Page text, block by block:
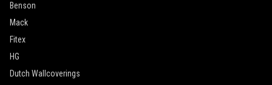
Benson
Mack
Fitex
HG
Dutch Wallcoverings